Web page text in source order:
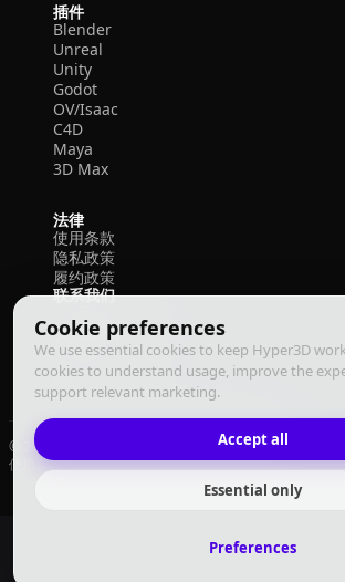
Cookie preferences
We use essential cookies to keep Hyper3D
cookies to understand usage, improve the
support relevant marketing.
Accept all
Essential only
Preferences
插件
Blender
Unreal
Unity
Godot
OV/Isaac
C4D
Maya
3D Max
法律
使用条款
隐私政策
履约政策
联系我们
© 2026 Deemos Corporation. 保留所有权利
使用条款隐私政策履约政策